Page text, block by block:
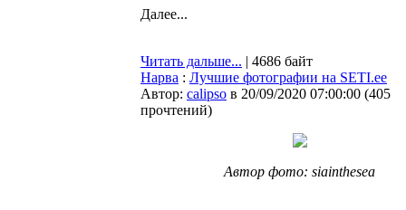
Далее...
Читать дальше... | 4686 байт
Нарва : Лучшие фотографии на SETI.ee
Автор: calipso в 20/09/2020 07:00:00 (405
прочтений)
Автор фото: siainthesea